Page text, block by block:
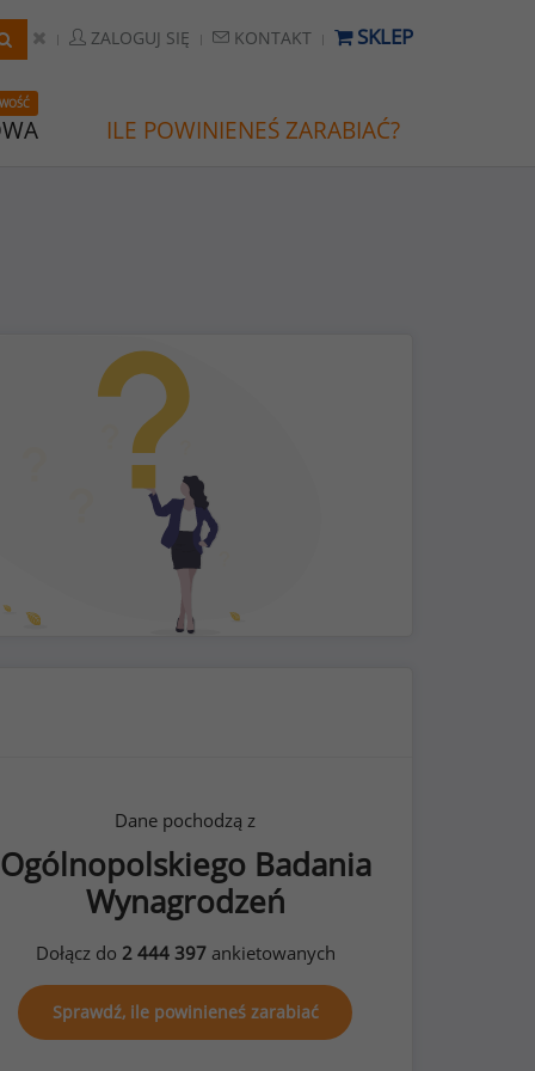
ZALOGUJ SIĘ KONTAKT SKLEP
ILE POWINIENEŚ ZARABIAĆ?
Dane pochodzą z
Ogólnopolskiego Badania
Wynagrodzeń
Dołącz do 2 444 397ankietowanych
Sprawdź, ile powinieneś zarabiać